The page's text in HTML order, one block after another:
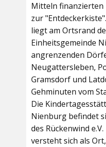
Mitteln finanzierten
zur
liegt am Ortsrand
Einheitsgemeinde
angrenzenden
Neugattersleben,
Gramsdorf und
Gehminuten vom
Die
Nienburg befindet
des Rückenwind
versteht sich als